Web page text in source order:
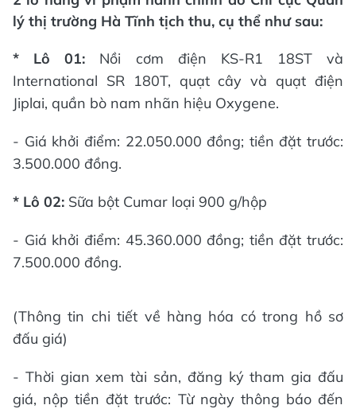
lý thị trường Hà Tĩnh tịch thu, cụ thể như sau:
* Lô 01: Nồi cơm điện KS-R1 18ST và
International SR 180T, quạt cây và quạt điện
Jiplai, quần bò nam nhãn hiệu Oxygene.
- Giá khởi điểm: 22.050.000 đồng; tiền đặt trước:
3.500.000 đồng.
* Lô 02: Sữa bột Cumar loại 900 g/hộp
- Giá khởi điểm: 45.360.000 đồng; tiền đặt trước:
7.500.000 đồng.
(Thông tin chi tiết về hàng hóa có trong hồ sơ
đấu giá)
- Thời gian xem tài sản, đăng ký tham gia đấu
giá, nộp tiền đặt trước: Từ ngày thông báo đến